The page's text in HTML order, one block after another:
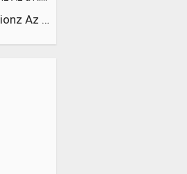
Tupac- Ambitionz Az a Ridah (Bass Boosted)